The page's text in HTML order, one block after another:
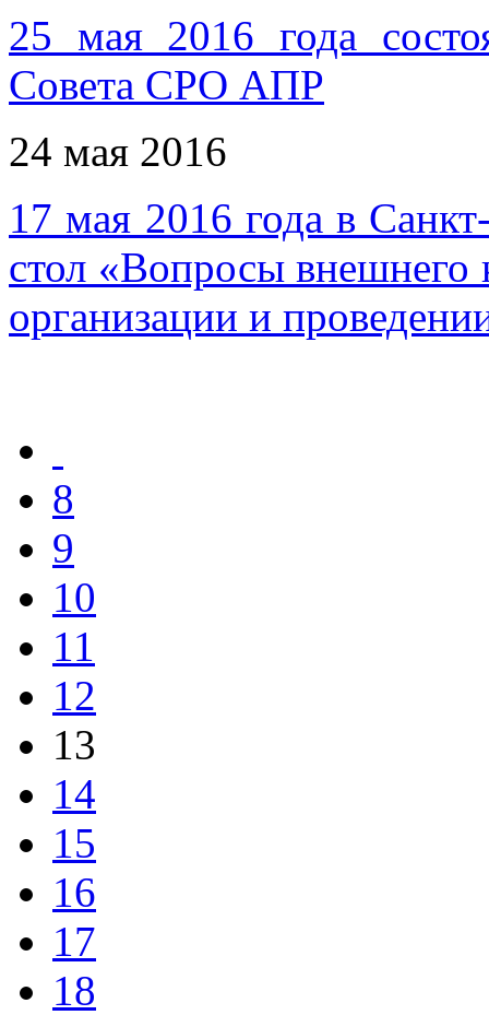
25 мая 2016 года
Совета СРО АПР
24 мая 2016
17 мая 2016 года в
стол «Вопросы внешнего
организации и
8
9
10
11
12
13
14
15
16
17
18